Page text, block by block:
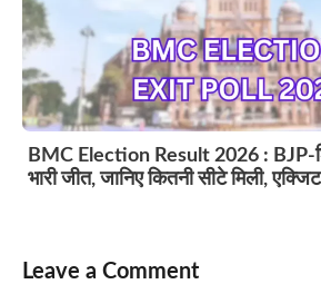
BMC Election Result 2026 : BJP-
भारी जीत, जानिए कितनी सीटे मिली,
Leave a Comment